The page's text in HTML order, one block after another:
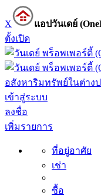
X แอปวันเดย์
ตั้งเปิด
อสังหาริมทรัพย์ในต่าง
เข้าสู่ระบบ
ลงชื่อ
เพิ่มรายการ
ที่อยู่อาศัย
เช่า
ซื้อ